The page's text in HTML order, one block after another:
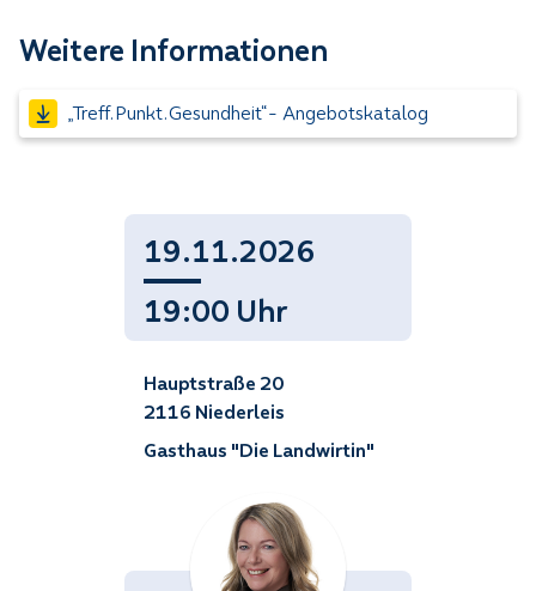
Weitere Informationen
„Treff.Punkt.Gesundheit“- Angebotskatalog
19.11.2026
19:00 Uhr
Hauptstraße 20
2116 Niederleis
Gasthaus "Die Landwirtin"